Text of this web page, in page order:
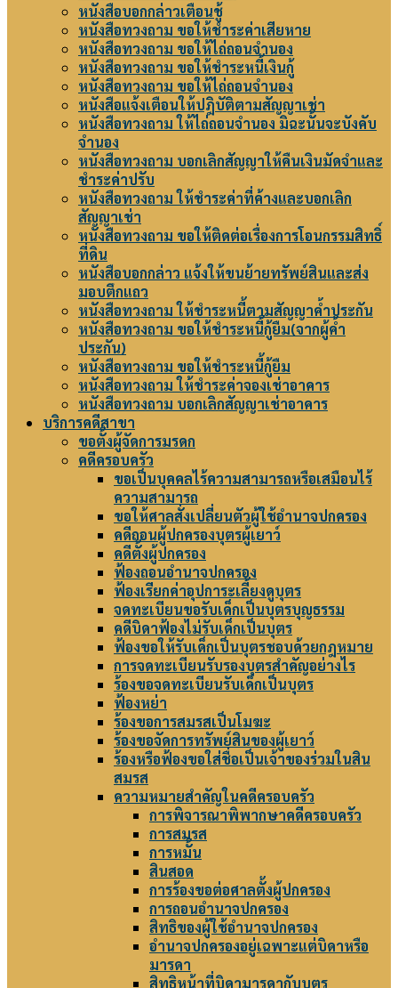
หนังสือบอกกล่าวเตือนชู้
หนังสือทวงถาม ขอให้ชำระค่าเสียหาย
หนังสือทวงถาม ขอให้ไถ่ถอนจำนอง
หนังสือทวงถาม ขอให้ชำระหนี้เงินกู้
หนังสือทวงถาม ขอให้ไถ่ถอนจำนอง
หนังสือแจ้งเตือนให้ปฎิบัติตามสัญญาเช่า
หนังสือทวงถาม ให้ไถ่ถอนจำนอง มิฉะนั้นจะบังคับ
จำนอง
หนังสือทวงถาม บอกเลิกสัญญาให้คืนเงินมัดจำและ
ชำระค่าปรับ
หนังสือทวงถาม ให้ชำระค่าที่ค้างและบอกเลิก
สัญญาเช่า
หนังสือทวงถาม ขอให้ติดต่อเรื่องการโอนกรรมสิทธิ์
ที่ดิน
หนังสือบอกกล่าว แจ้งให้ขนย้ายทรัพย์สินและส่ง
มอบตึกแถว
หนังสือทวงถาม ให้ชำระหนี้ตามสัญญาค้ำประกัน
หนังสือทวงถาม ขอให้ชำระหนี้กู้ยืม(จากผู้ค้ำ
ประกัน)
หนังสือทวงถาม ขอให้ชำระหนี้กู้ยืม
หนังสือทวงถาม ให้ชำระค่าจองเช่าอาคาร
หนังสือทวงถาม บอกเลิกสัญญาเช่าอาคาร
บริการคดีสาขา
ขอตั้งผู้จัดการมรดก
คดีครอบครัว
ขอเป็นบุคคลไร้ความสามารถหรือเสมือนไร้
ความสามารถ
ขอให้ศาลสั่งเปลี่ยนตัวผู้ใช้อำนาจปกครอง
คดีถอนผู้ปกครองบุตรผู้เยาว์
คดีตั้งผู้ปกครอง
ฟ้องถอนอำนาจปกครอง
ฟ้องเรียกค่าอุปการะเลี้ยงดูบุตร
จดทะเบียนขอรับเด็กเป็นบุตรบุญธรรม
คดีบิดาฟ้องไม่รับเด็กเป็นบุตร
ฟ้องขอให้รับเด็กเป็นบุตรชอบด้วยกฎหมาย
การจดทะเบียนรับรองบุตรสำคัญอย่างไร
ร้องขอจดทะเบียนรับเด็กเป็นบุตร
ฟ้องหย่า
ร้องขอการสมรสเป็นโมฆะ
ร้องขอจัดการทรัพย์สินของผู้เยาว์
ร้องหรือฟ้องขอใส่ชื่อเป็นเจ้าของร่วมในสิน
สมรส
ความหมายสำคัญในคดีครอบครัว
การพิจารณาพิพากษาคดีครอบครัว
การสมรส
การหมั้น
สินสอด
การร้องขอต่อศาลตั้งผู้ปกครอง
การถอนอำนาจปกครอง
สิทธิของผู้ใช้อำนาจปกครอง
อำนาจปกครองอยู่เฉพาะแต่บิดาหรือ
มารดา
สิทธิหน้าที่บิดามารดากับบุตร